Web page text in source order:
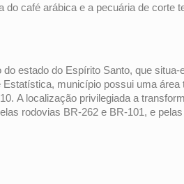
do café arábica e a pecuária de corte
estado do Espírito Santo, que
município possui uma área
A localização privilegiada a
rodovias BR-262 e BR-101, e